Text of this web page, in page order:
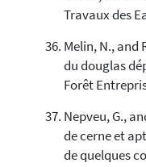
Travaux des
Melin, N., and
du douglas
Forêt
Nepveu, G.,
de cerne et
de quelques